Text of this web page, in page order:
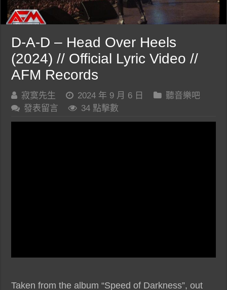
D-A-D – Head Over Heels
(2024) // Official Lyric Video //
AFM Records
寂寞先生 2024 年 9 月 6 日
聽音樂吧
發表留言
34 點擊數
Taken from the album “Speed of Darkness”, out